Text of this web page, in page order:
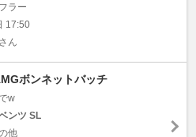
ラー
17:50
さん
ボンネットバッチ
w
ンツ SL
他